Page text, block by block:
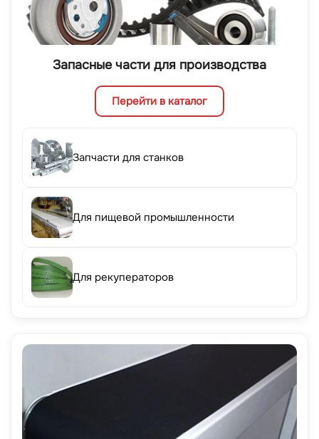
Запасные части для производства
Перейти в каталог
Запчасти для станков
Для пищевой промышленности
Для рекуператоров